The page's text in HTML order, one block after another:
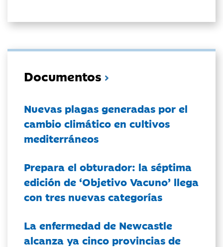
Documentos
Nuevas plagas generadas por el
cambio climático en cultivos
mediterráneos
Prepara el obturador: la séptima
edición de ‘Objetivo Vacuno’ llega
con tres nuevas categorías
La enfermedad de Newcastle
alcanza ya cinco provincias de